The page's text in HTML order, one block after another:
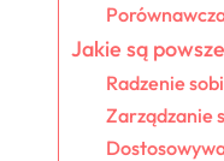
Jakie są
Radzenie
Zarządzanie